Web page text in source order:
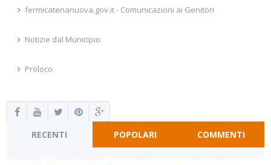
fermicatenanuova.gov.it - Comunicazioni ai Genitori
Notizie dal Municipio
Proloco
RECENTI POPOLARI COMMENTI